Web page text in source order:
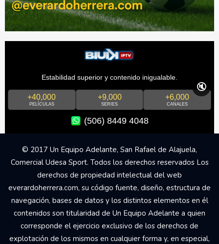
Estabilidad superior y contenido inigualable.
+40,000
PELÍCULAS
+9,000
SERIES
+6,000
CANALES
(506) 8449 4048
🔇
© 2017 Un Equipo Adelante, San Rafael de Alajuela,
Comercial Udesa Sport. Todos los derechos reservados Los
derechos de propiedad intelectual del web
everardoherrera.com, su código fuente, diseño, estructura de
navegación, bases de datos y los distintos elementos en él
contenidos son titularidad de Un Equipo Adelante a quien
corresponde el ejercicio exclusivo de los derechos de
explotación de los mismos en cualquier forma y, en especial,